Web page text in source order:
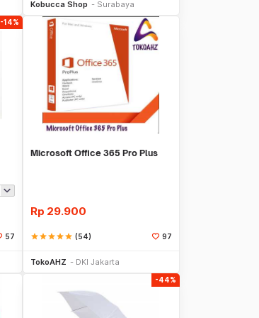
Kobucca Shop Surabaya
-14%
57
Microsoft Office 365 Pro Plus
Rp 29.900
starstarstarstarstar (54) 97
TokoAHZ DKI Jakarta
-44%